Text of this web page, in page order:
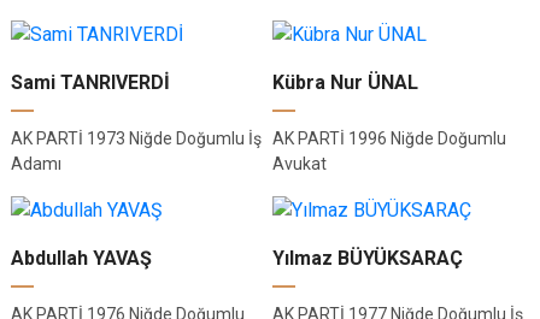
Sami TANRIVERDİ
AK PARTİ 1973 Niğde Doğumlu İş
Adamı
Kübra Nur ÜNAL
AK PARTİ 1996 Niğde Doğumlu
Avukat
Abdullah YAVAŞ
AK PARTİ 1976 Niğde Doğumlu
Yılmaz BÜYÜKSARAÇ
AK PARTİ 1977 Niğde Doğumlu İş